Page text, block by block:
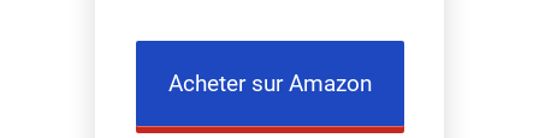
Acheter sur Amazon